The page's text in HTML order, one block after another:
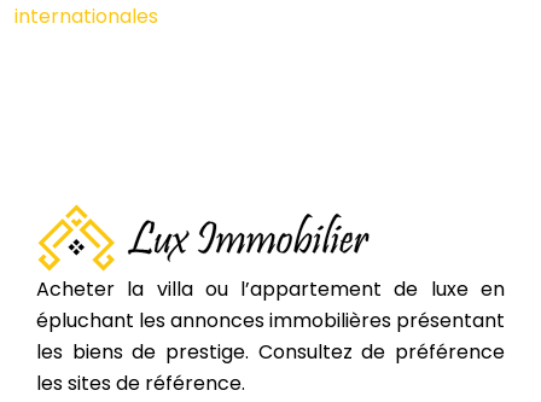
internationales
Acheter la villa ou l’appartement de luxe en
épluchant les annonces immobilières présentant
les biens de prestige. Consultez de préférence
les sites de référence.